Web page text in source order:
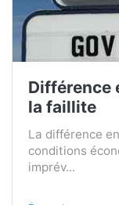
Différence
la faillite
La différence
conditions
imprév...